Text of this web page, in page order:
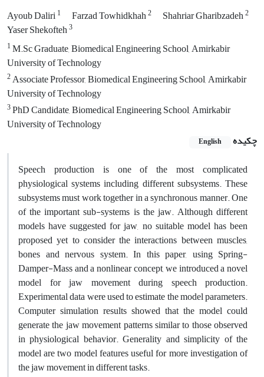
Ayoub Daliri1 Farzad Towhidkhah2 Shahriar Gharibzadeh2
Yaser Shekofteh3
1M.Sc Graduate, Biomedical Engineering School, Amirkabir
University of Technology
2Associate Professor, Biomedical Engineering School, Amirkabir
University of Technology
3PhD Candidate, Biomedical Engineering School, Amirkabir
University of Technology
چکیده
English
Speech production is one of the most complicated
physiological systems including different subsystems. These
subsystems must work together in a synchronous manner. One
of the important sub-systems is the jaw. Although different
models have suggested for jaw, no suitable model has been
proposed yet to consider the interactions between muscles,
bones and nervous system. In this paper, using Spring-
Damper-Mass and a nonlinear concept, we introduced a novel
model for jaw movement during speech production.
Experimental data were used to estimate the model parameters.
Computer simulation results showed that the model could
generate the jaw movement patterns similar to those observed
in physiological behavior. Generality and simplicity of the
model are two model features useful for more investigation of
the jaw movement in different tasks.